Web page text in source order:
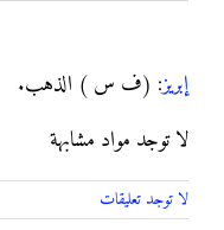
إبريز: (ف س ) الذهب.
لا توجد مواد مشابهة
لا توجد تعليقات